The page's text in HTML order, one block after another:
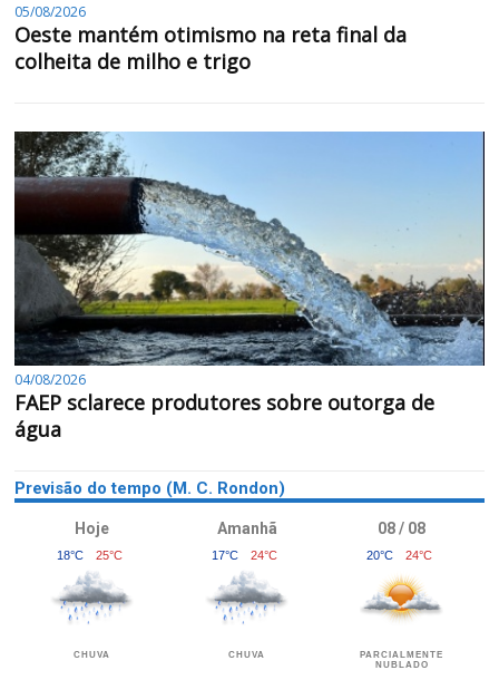
05/08/2026
Oeste mantém otimismo na reta final da
colheita de milho e trigo
04/08/2026
FAEP sclarece produtores sobre outorga de
água
Previsão do tempo (M. C. Rondon)
Hoje
18°C 25°C
CHUVA
Amanhã
17°C 24°C
CHUVA
08 / 08
20°C 24°C
PARCIALMENTE
NUBLADO